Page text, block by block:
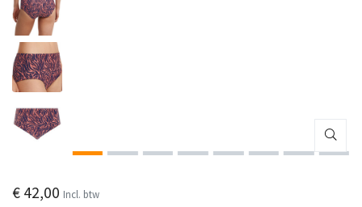
€ 42,00 Incl. btw